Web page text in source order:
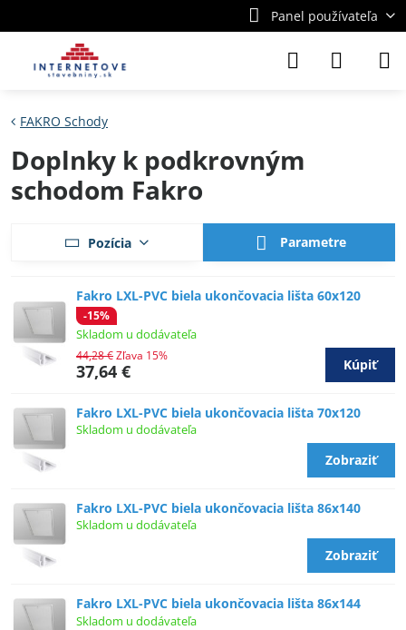
Panel používateľa
FAKRO Schody
Doplnky k podkrovným
schodom Fakro
Pozícia Parametre
Fakro LXL-PVC biela ukončovacia lišta 60x120
-15%
Skladom u dodávateľa
37,64 €
44,28 €Zľava 15%
Kúpiť
Fakro LXL-PVC biela ukončovacia lišta 70x120
Skladom u dodávateľa
Zobraziť
Fakro LXL-PVC biela ukončovacia lišta 86x140
Skladom u dodávateľa
Zobraziť
Fakro LXL-PVC biela ukončovacia lišta 86x144
Skladom u dodávateľa